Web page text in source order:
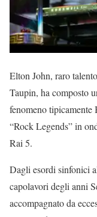
Elton John, raro
Taupin, ha composto
fenomeno
“Rock Legends” in
Rai 5.
Dagli esordi sinfonici
capolavori degli anni
accompagnato da